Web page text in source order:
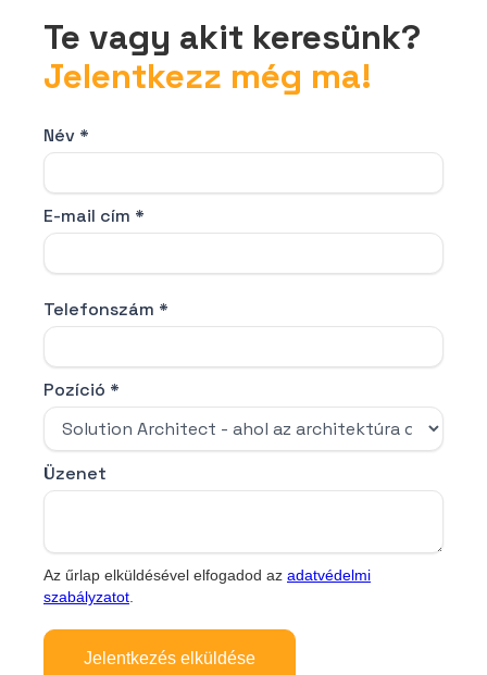
Te vagy akit keresünk?
Jelentkezz még ma!
Név *
E-mail cím *
Telefonszám *
Pozíció *
Üzenet
Az űrlap elküldésével elfogadod az adatvédelmi
szabályzatot